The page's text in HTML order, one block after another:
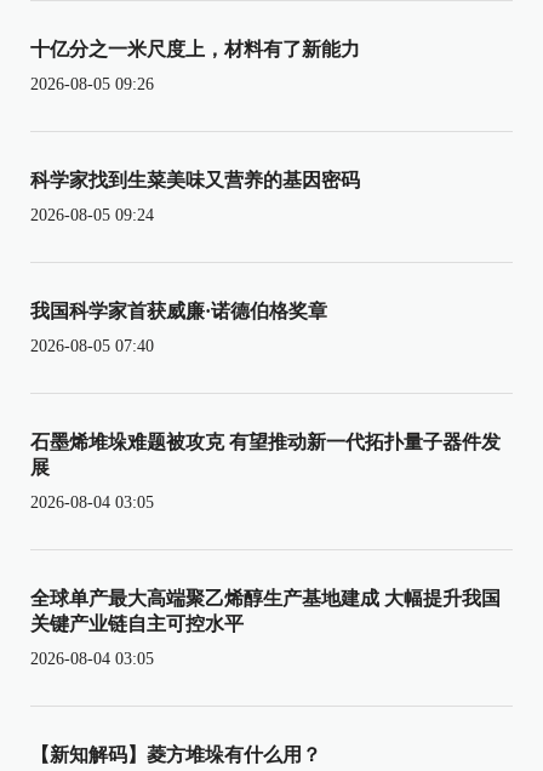
十亿分之一米尺度上，材料有了新能力
2026-08-05 09:26
科学家找到生菜美味又营养的基因密码
2026-08-05 09:24
我国科学家首获威廉·诺德伯格奖章
2026-08-05 07:40
石墨烯堆垛难题被攻克 有望推动新一代拓扑量子器件发
展
2026-08-04 03:05
全球单产最大高端聚乙烯醇生产基地建成 大幅提升我国
关键产业链自主可控水平
2026-08-04 03:05
【新知解码】菱方堆垛有什么用？